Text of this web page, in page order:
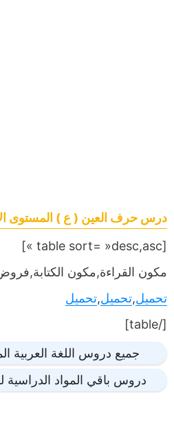
درس حرف العين ( ع ) المستوى
[table sort= »desc,asc »]
مكون القراءة,مكون
تحميل,تحميل,تحميل
[/table]
جميع دروس اللغة العربية
دروس باقي المواد الدراسية